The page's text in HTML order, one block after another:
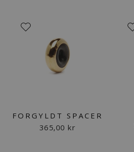
FORGYLDT SPACER
365,00 kr